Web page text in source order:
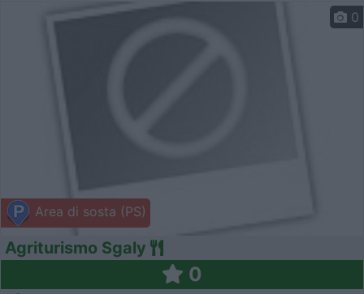
Area di sosta (PS)
0
Agriturismo Sgaly
0